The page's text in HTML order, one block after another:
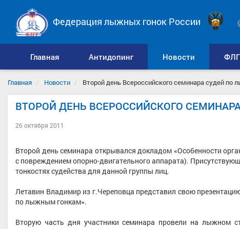
Федерация лыжных гонок России
Главная Антидопинг Новости
Главная Новости Второй день Всероссийского семинара судей по
ВТОРОЙ ДЕНЬ ВСЕРОССИЙСКОГО
26 октября 2011
Второй день семинара открывался докладом «Особенности
с повреждением опорно-двигательного аппарата).
тонкостях судейства для данной группы лиц.
Летавин Владимир из г.Череповца представил свою
по лыжным гонкам».
Вторую часть дня участники семинара провели на лыжном